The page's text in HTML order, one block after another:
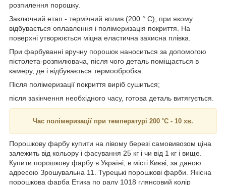
розпилення порошку.
Заключний етап - термічний вплив (200 ° С), при якому
відбувається оплавлення і полімеризація покриття. На
поверхні утворюється міцна еластична захисна плівка.
При фарбуванні вручну порошок наноситься за допомогою
пістолета-розпилювача, після чого деталь поміщається в
камеру, де і відбувається термообробка.
Після полімеризації покриття виріб сушиться;
після закінчення необхідного часу, готова деталь витягується.
Час полімеризації при температурі 200 ˚C - 10 хв.
Порошкову фарбу купити на лівому березі самовивозом ціна
залежить від кольору і фасування 25 кг і чи від 1 кг і вище.
Купити порошкову фарбу в Україні, в місті Києві, за даною
адресою Зрошувальна 11. Турецькі порошкові фарби. Якісна
порошкова фарба Етика по ралу 1018 глянсовий колір